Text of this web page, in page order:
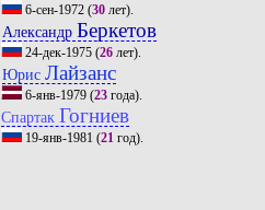
6-сен-1972(30лет).
Александр Беркетов
24-дек-1975(26лет).
Юрис Лайзанс
6-янв-1979(23года).
Спартак Гогниев
19-янв-1981 (21год).